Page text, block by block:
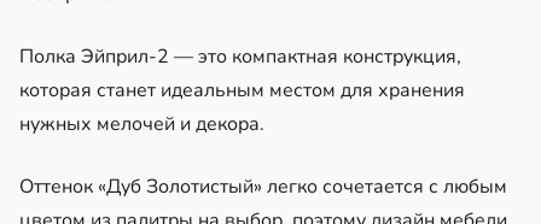
Полка Эйприл-2 — это компактная конструкция,
которая станет идеальным местом для хранения
нужных мелочей и декора.
Оттенок «Дуб Золотистый» легко сочетается с любым